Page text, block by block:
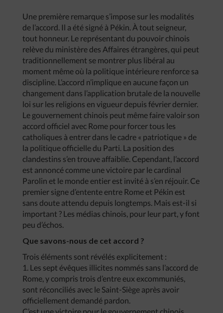
Une première remarque s’impose sur les modalités
de l’accord. Il a été signé à Pékin. À tout seigneur,
tout honneur. Le représentant du pouvoir chinois
relève du ministère des Affaires étrangères, qui peut
traditionnellement se montrer plus libéral au
moment même où la politique intérieure renforce sa
discipline. L’accord n’implique en aucune façon un
changement dans l’application brutale de la nouvelle
loi sur les religions en vigueur depuis février dernier.
Le gouvernement chinois peut même faire valoir son
accord officiel avec Rome pour forcer tous les
catholiques à entrer dans le cadre « patriotique » de
la politique officielle du Parti. La position des
clandestins s’en trouve affaiblie. Cependant, l’accord
est annoncé comme une victoire par le cardinal
Parolin et le monde entier est invité à s’en réjouir. Ce
premier signe d’entente entre Rome et Pékin est
sans doute attendu depuis longtemps. Mais est-il si
important ? Les médias chinois, pour leur part, y font
peu d’échos.
Que savons-nous de cet accord ?
Trois éléments sont révélés explicitement :
1. Les sept évêques illicites nommés sans l’accord de
Rome, y compris trois d’entre eux excommuniés,
sont réconciliés avec le Saint-Siège après avoir
officiellement demandé pardon.